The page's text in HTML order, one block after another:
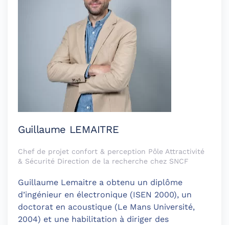
Guillaume LEMAITRE
Chef de projet confort & perception Pôle Attractivité
& Sécurité Direction de la recherche chez SNCF
Guillaume Lemaitre a obtenu un diplôme
d’ingénieur en électronique (ISEN 2000), un
doctorat en acoustique (Le Mans Université,
2004) et une habilitation à diriger des